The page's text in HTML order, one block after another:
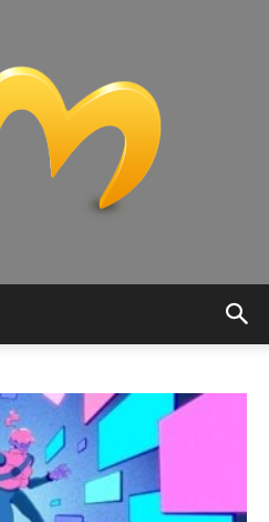
Análise